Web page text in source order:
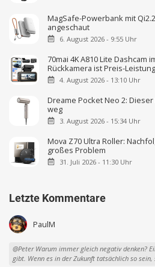
MagSafe-Powerbank mit
angeschaut
6. August 2026 - 9:55 Uhr
70mai 4K A810 Lite Dashcam
Rückkamera ist Preis-
4. August 2026 - 13:10 Uhr
Dreame Pocket Neo 2:
weg
3. August 2026 - 15:34 Uhr
Mova Z70 Ultra Roller:
großes Problem
31. Juli 2026 - 11:30 Uhr
Letzte Kommentare
PaulM
@Peter Warum immer gleich negativ denken?
gibt. Wenn es in der Zukunft tatsächlich so